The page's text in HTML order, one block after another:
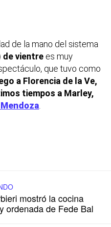
de la mano del sistema
de vientre es muy
que tuvo como
a Florencia de la Ve,
tiempos a Marley,
mostró la cocina
ordenada de Fede Bal